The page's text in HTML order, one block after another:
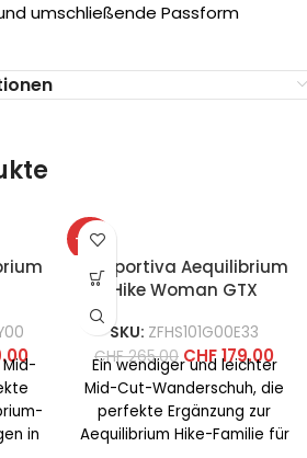
umschließende Passform
in
-32%
La Sportiva Aequilibrium
Hike Woman GTX
SKU: ZFHS101G00E33
CHF265.00 CHF179.00
Ein wendiger und leichter
Mid-Cut-Wanderschuh, die
perfekte Ergänzung zur
Aequilibrium Hike-Familie für